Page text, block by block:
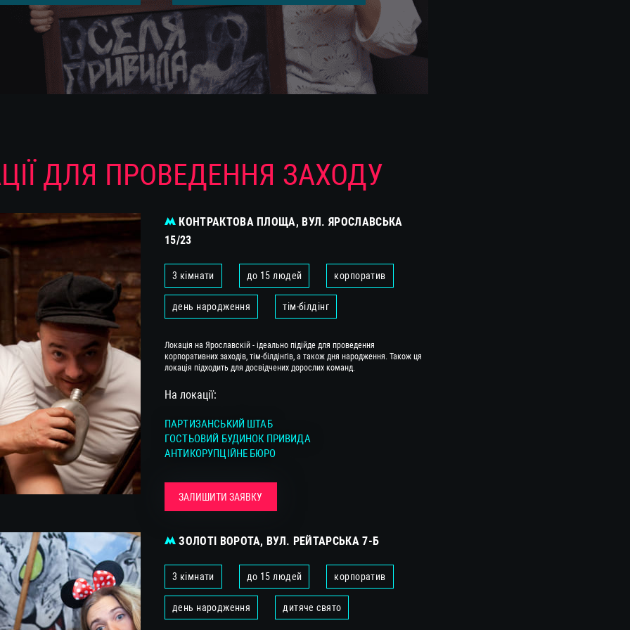
ДЛЯ ПРОВЕДЕННЯ ЗАХОДУ
КОНТРАКТОВА ПЛОЩА, ВУЛ. ЯРОСЛАВСЬКА
15/23
3 кімнати до 15 людей корпоратив
день народження тім-білдінг
Локація на Ярославскій - ідеально підійде для проведення
корпоративних заходів, тім-білдінгів, а також дня народження. Також ця
локація підходить для досвідчених дорослих команд.
На локації:
ПАРТИЗАНСЬКИЙ ШТАБ
ГОСТЬОВИЙ БУДИНОК ПРИВИДА
АНТИКОРУПЦІЙНЕ БЮРО
ЗАЛИШИТИ ЗАЯВКУ
ЗОЛОТІ ВОРОТА, ВУЛ. РЕЙТАРСЬКА 7-Б
3 кімнати до 15 людей корпоратив
день народження дитяче свято